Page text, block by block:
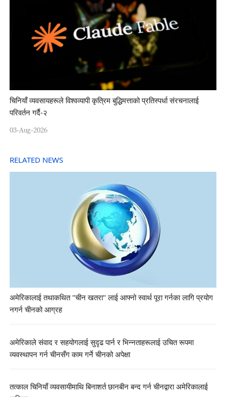
चिनियाँ व्यवसायहरूले विश्वव्यापी कृत्रिम बुद्धिमत्ताको प्रतिस्पर्धा संरचनालाई
परिवर्तन गर्दै-२
03-Aug-2026
RELATED NEWS
अमेरिकालाई तथाकथित "चीन खतरा" लाई आफ्नो स्वार्थ पूरा गर्नका लागि प्रयोग
नगर्न चीनको आग्रह
अमेरिकाले संवाद र सहयोगलाई सुदृढ पार्न र भिन्नताहरूलाई उचित रूपमा
व्यवस्थापन गर्न चीनसँग काम गर्ने चीनको अपेक्षा
तत्काल चिनियाँ व्यवसायीमाथि बिनाशर्त छानबीन बन्द गर्न चीनद्वारा अमेरिकालाई